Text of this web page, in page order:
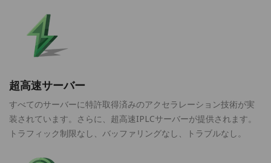
超高速サーバー
すべてのサーバーに特許取得済みのアクセラレーション技術が実
装されています。さらに、超高速IPLCサーバーが提供されます。
トラフィック制限なし、バッファリングなし、トラブルなし。